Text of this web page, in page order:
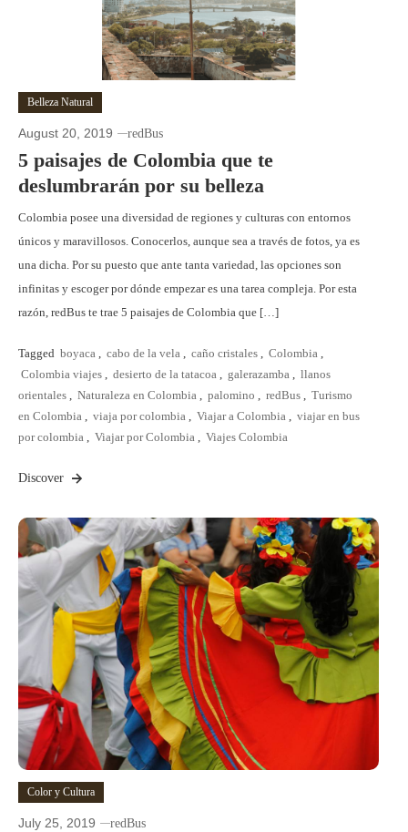
Belleza Natural
August 20, 2019 redBus
5 paisajes de Colombia que te
deslumbrarán por su belleza
Colombia posee una diversidad de regiones y culturas con entornos
únicos y maravillosos. Conocerlos, aunque sea a través de fotos, ya es
una dicha. Por su puesto que ante tanta variedad, las opciones son
infinitas y escoger por dónde empezar es una tarea compleja. Por esta
razón, redBus te trae 5 paisajes de Colombia que […]
Tagged boyaca , cabo de la vela , caño cristales , Colombia ,
Colombia viajes , desierto de la tatacoa , galerazamba , llanos
orientales , Naturaleza en Colombia , palomino , redBus , Turismo
en Colombia , viaja por colombia , Viajar a Colombia , viajar en bus
por colombia , Viajar por Colombia , Viajes Colombia
Discover
Color y Cultura
July 25, 2019 redBus